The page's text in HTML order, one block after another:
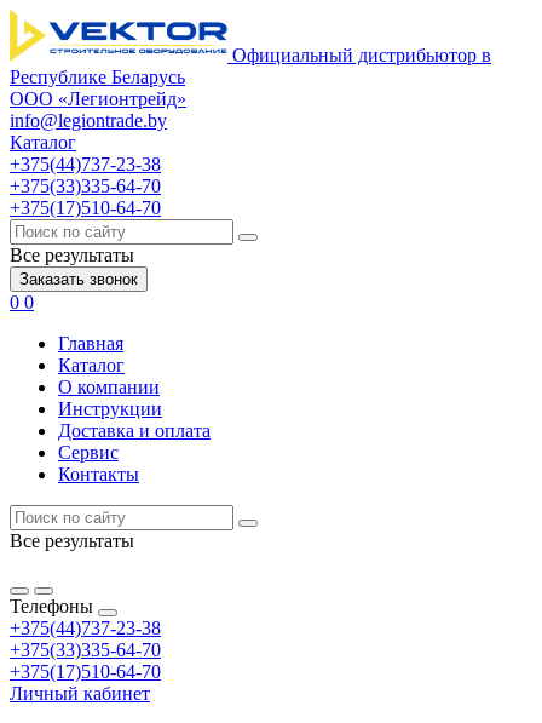
Официальный дистрибьютор в
Республике Беларусь
ООО «Легионтрейд»
info@legiontrade.by
Каталог
+375(44)737-23-38
+375(33)335-64-70
+375(17)510-64-70
Все результаты
Заказать звонок
0 0
Главная
Каталог
О компании
Инструкции
Доставка и оплата
Сервис
Контакты
Все результаты
Телефоны
+375(44)737-23-38
+375(33)335-64-70
+375(17)510-64-70
Личный кабинет